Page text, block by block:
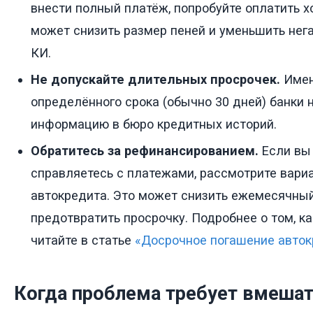
внести полный платёж, попробуйте оплатить
может снизить размер пеней и уменьшить
КИ.
Не допускайте длительных просрочек.
определённого срока (обычно 30 дней) банки
информацию в бюро кредитных историй.
Обратитесь за рефинансированием. Если вы
справляетесь с платежами, рассмотрите
автокредита. Это может снизить
предотвратить просрочку. Подробнее о том,
читайте в статье «Досрочное погашение
Когда проблема требует